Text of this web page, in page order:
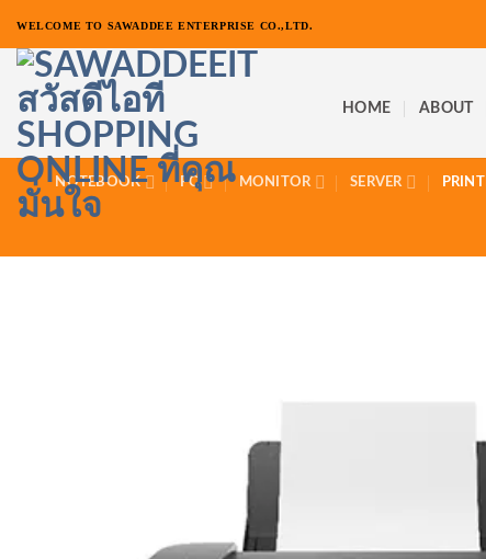
ยัง
เนื้อหา
WELCOME TO SAWADDEE ENTERPRISE CO.,LTD.
HOME ABOUT
NOTEBOOK PC MONITOR SERVER